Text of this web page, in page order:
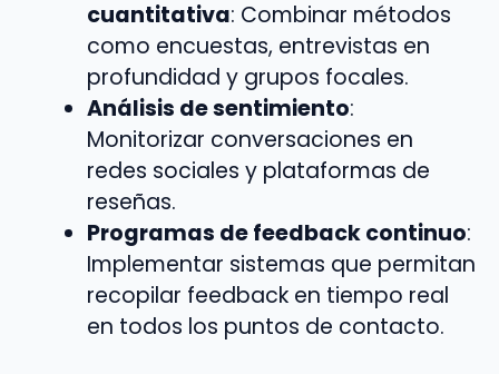
cuantitativa: Combinar métodos
como encuestas, entrevistas en
profundidad y grupos focales.
Análisis de sentimiento:
Monitorizar conversaciones en
redes sociales y plataformas de
reseñas.
Programas de feedback continuo:
Implementar sistemas que permitan
recopilar feedback en tiempo real
en todos los puntos de contacto.